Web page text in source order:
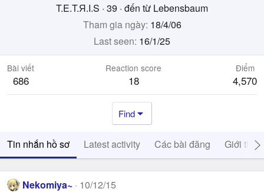
T.E.T.Я.I.S · 39 · đến từ Lebensbaum
Tham gia ngày 18/4/06
Last seen 16/1/25
Bài viết
686
Reaction score
18
Điểm
4,570
Find
Tin nhắn hồ sơ Latest activity Các bài đăng Giới thiệu
Nekomiya~ 10/12/15